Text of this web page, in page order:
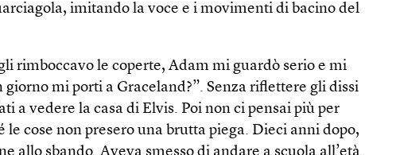
imitando la voce e i movimenti di bacino del
rimboccavo le coperte, Adam mi guardò serio e mi
giorno mi porti a Graceland?”. Senza riflettere gli dissi
a vedere la casa di Elvis. Poi non ci pensai più per
le cose non presero una brutta piega. Dieci anni dopo,
allo sbando. Aveva smesso di andare a scuola all’età